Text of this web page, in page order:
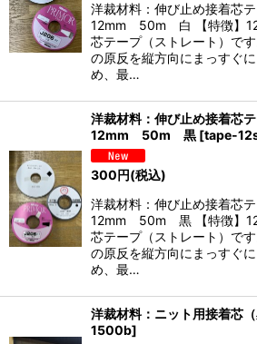
洋裁材料：伸び止め接着芯テ
12mm 50m 白 【特徴】
芯テープ（ストレート）で
の原反を縦方向にまっすぐ
め、最…
洋裁材料：伸び止め接着芯テ
12mm 50m 黒 [tape-
300円(税込)
洋裁材料：伸び止め接着芯テ
12mm 50m 黒 【特徴】
芯テープ（ストレート）で
の原反を縦方向にまっすぐ
め、最…
洋裁材料：ニット用接着芯
1500b]